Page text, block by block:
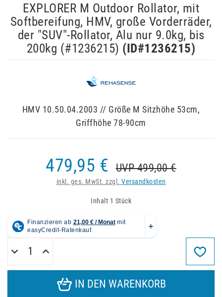
EXPLORER M Outdoor Rollator, mit
Softbereifung, HMV, große Vorderräder,
der "SUV"-Rollator, Alu nur 9.0kg, bis
200kg (#1236215) (ID#1236215)
HMV 10.50.04.2003 // Größe M Sitzhöhe 53cm,
Griffhöhe 78-90cm
479,95 € UVP 499,00 €
inkl. ges. MwSt. zzgl. Versandkosten
Inhalt 1 Stück
IN DEN WARENKORB